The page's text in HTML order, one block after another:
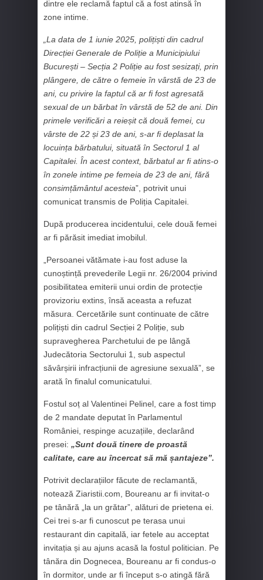
dintre ele reclamă faptul că a fost atinsă în
zone intime.
„La data de 1 iunie 2025, polițiști din cadrul
Direcției Generale de Poliție a Municipiului
București – Secția 2 Poliție au fost sesizați, prin
plângere, de către o femeie în vârstă de 23 de
ani, cu privire la faptul că ar fi fost agresată
sexual de un bărbat în vârstă de 52 de ani. Din
primele verificări a reieșit că două femei, cu
vârste de 22 și 23 de ani, s-ar fi deplasat la
locuința bărbatului, situată în Sectorul 1 al
Capitalei. În acest context, bărbatul ar fi atins-o
în zonele intime pe femeia de 23 de ani, fără
consimțământul acesteia”, potrivit unui
comunicat transmis de Poliția Capitalei.
După producerea incidentului, cele două femei
ar fi părăsit imediat imobilul.
„Persoanei vătămate i-au fost aduse la
cunoștință prevederile Legii nr. 26/2004 privind
posibilitatea emiterii unui ordin de protecție
provizoriu extins, însă aceasta a refuzat
măsura. Cercetările sunt continuate de către
polițiști din cadrul Secției 2 Poliție, sub
supravegherea Parchetului de pe lângă
Judecătoria Sectorului 1, sub aspectul
săvârșirii infracțiunii de agresiune sexuală”, se
arată în finalul comunicatului.
Fostul soț al Valentinei Pelinel, care a fost timp
de 2 mandate deputat în Parlamentul
României, respinge acuzațiile, declarând
presei: „Sunt două tinere de proastă
calitate, care au încercat să mă șantajeze”.
Potrivit declarațiilor făcute de reclamantă,
notează Ziaristii.com, Boureanu ar fi invitat-o
pe tânără „la un grătar”, alături de prietena ei.
Cei trei s-ar fi cunoscut pe terasa unui
restaurant din capitală, iar fetele au acceptat
invitația și au ajuns acasă la fostul politician. Pe
tânăra din Dognecea, Boureanu ar fi condus-o
în dormitor, unde ar fi început s-o atingă fără